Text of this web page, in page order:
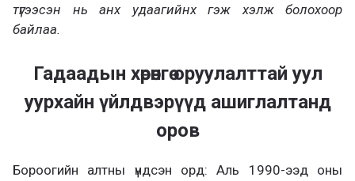
түгээсэн нь анх удаагийнх гэж хэлж болохоор
байлаа.
Гадаадын хөрөнгө оруулалттай уул
уурхайн үйлдвэрүүд ашиглалтанд
оров
Бороогийн алтны үндсэн орд: Аль 1990-ээд оны